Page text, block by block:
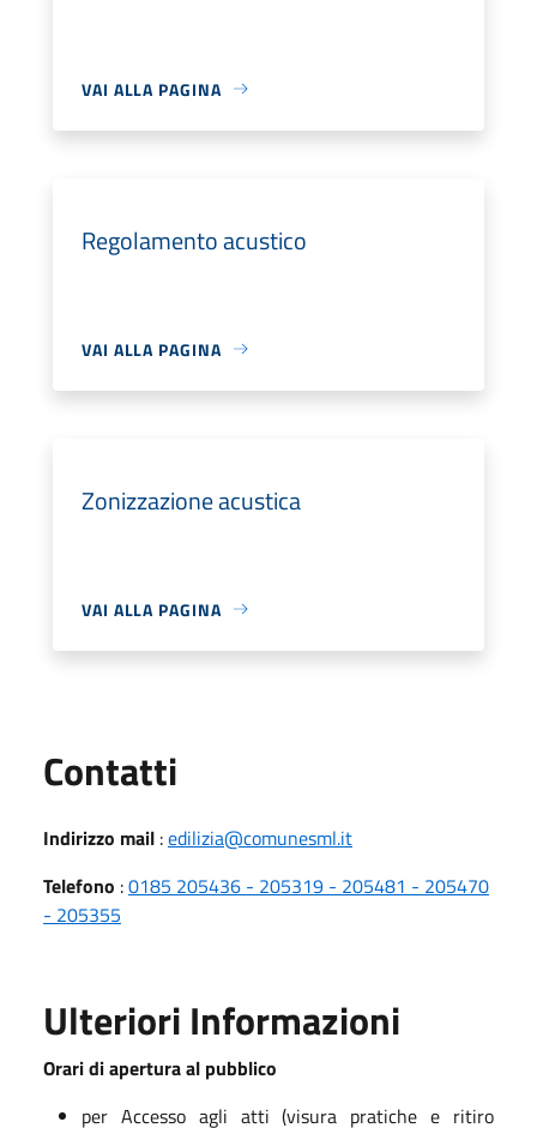
VAI ALLA PAGINA
Regolamento acustico
VAI ALLA PAGINA
Zonizzazione acustica
VAI ALLA PAGINA
Contatti
Indirizzo mail :edilizia@comunesml.it
Telefono :0185 205436 - 205319 - 205481 - 205470
- 205355
Ulteriori Informazioni
Orari di apertura al pubblico
per Accesso agli atti (visura pratiche e ritiro